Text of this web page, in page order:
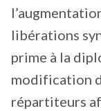
libérations
prime à la
modification
répartiteurs